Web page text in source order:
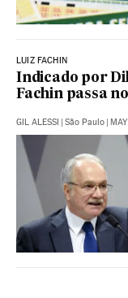
LUIZ FACHIN
Indicado por
Fachin passa
GIL ALESSI | São Paulo |